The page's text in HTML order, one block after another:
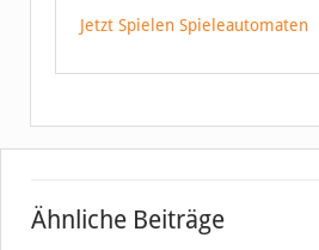
Jetzt Spielen Spieleautomaten
Ähnliche Beiträge